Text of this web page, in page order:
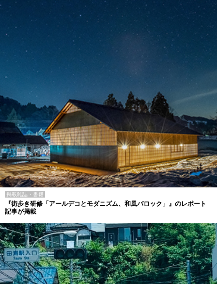
掲載雑誌・書籍
『街歩き研修「アールデコとモダニズム、和風バロック」』のレポート
記事が掲載